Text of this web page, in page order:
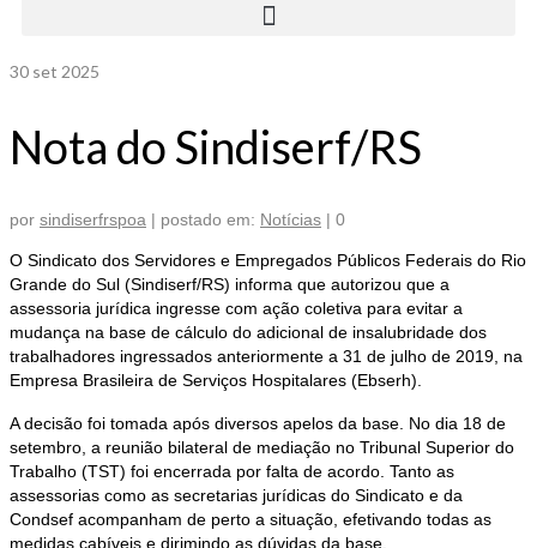
30 set 2025
Nota do Sindiserf/RS
por sindiserfrspoa | postado em: Notícias | 0
O Sindicato dos Servidores e Empregados Públicos Federais do Rio
Grande do Sul (Sindiserf/RS) informa que autorizou que a
assessoria jurídica ingresse com ação coletiva para evitar a
mudança na base de cálculo do adicional de insalubridade dos
trabalhadores ingressados anteriormente a 31 de julho de 2019, na
Empresa Brasileira de Serviços Hospitalares (Ebserh).
A decisão foi tomada após diversos apelos da base. No dia 18 de
setembro, a reunião bilateral de mediação no Tribunal Superior do
Trabalho (TST) foi encerrada por falta de acordo. Tanto as
assessorias como as secretarias jurídicas do Sindicato e da
Condsef acompanham de perto a situação, efetivando todas as
medidas cabíveis e dirimindo as dúvidas da base.